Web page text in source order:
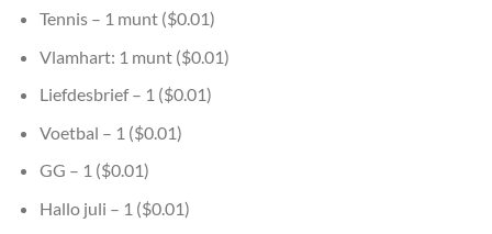
Tennis – 1 munt ($0.01)
Vlamhart: 1 munt ($0.01)
Liefdesbrief – 1 ($0.01)
Voetbal – 1 ($0.01)
GG – 1 ($0.01)
Hallo juli – 1 ($0.01)